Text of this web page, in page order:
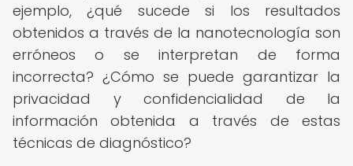
ejemplo, ¿qué sucede si los resultados
obtenidos a través de la nanotecnología son
erróneos o se interpretan de forma
incorrecta? ¿Cómo se puede garantizar la
privacidad y confidencialidad de la
información obtenida a través de estas
técnicas de diagnóstico?